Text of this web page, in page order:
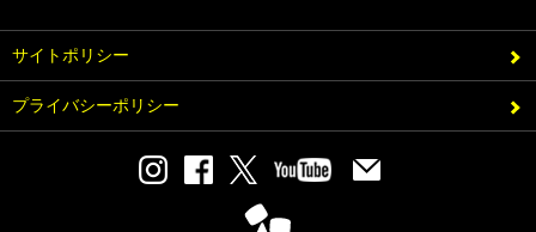
サイトポリシー
プライバシーポリシー